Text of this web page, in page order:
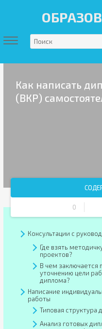
Как написать
(ВКР)
0
Консультации с
Где взять
проектов?
В чем заключается
уточнению цели
диплома?
Написание
работы
Типовая структура
Анализ готовых